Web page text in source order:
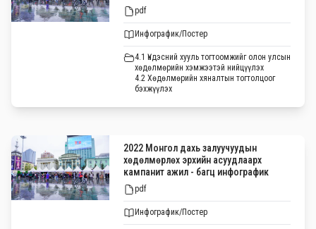
pdf
Инфографик/Постер
4.1 Үндэсний хууль тогтоомжийг олон улсын
хөдөлмөрийн хэмжээтэй нийцүүлэх
4.2 Хөдөлмөрийн хяналтын тогтолцоог
бэхжүүлэх
2022 Монгол дахь залуучуудын
хөдөлмөрлөх эрхийн асуудлаарх
кампанит ажил - багц инфографик
pdf
Инфографик/Постер